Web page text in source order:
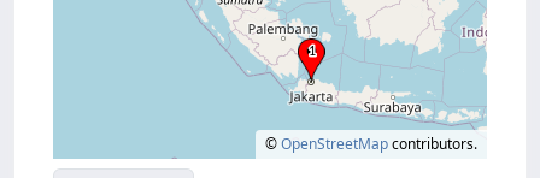
©OpenStreetMapcontributors.